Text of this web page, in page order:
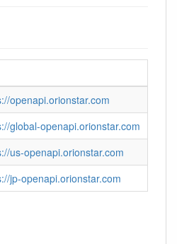
openapi.orionstar.com
global-openapi.orionstar.com
us-openapi.orionstar.com
jp-openapi.orionstar.com